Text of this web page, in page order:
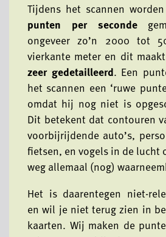
Tijdens het scannen
punten per seconde
ongeveer zo’n 2000 tot
vierkante meter en dit
zeer gedetailleerd. Een
het scannen een ‘ruwe
omdat hij nog niet is
Dit betekent dat contouren
voorbijrijdende auto’s,
fietsen, en vogels in de lucht
weg allemaal (nog)
Het is daarentegen niet-
en wil je niet terug zien in
kaarten. Wij maken de